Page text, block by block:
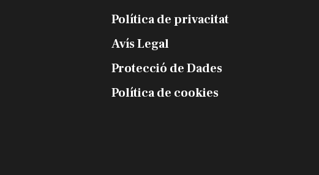
Política de privacitat
Avís Legal
Protecció de Dades
Política de cookies